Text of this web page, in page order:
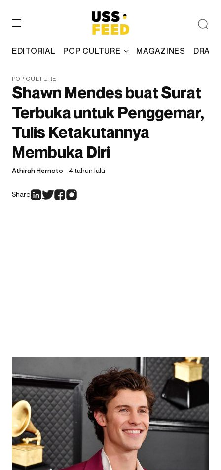
EDITORIAL POP CULTURE MAGAZINES
POP CULTURE
Shawn Mendes buat Surat
Terbuka untuk Penggemar,
Tulis Ketakutannya
Membuka Diri
Athirah Hernoto 4 tahun lalu
Share